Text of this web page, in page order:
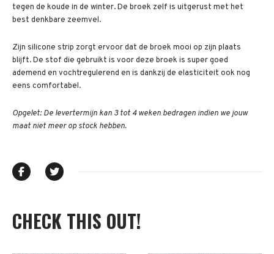
tegen de koude in de winter. De broek zelf is uitgerust met het
best denkbare zeemvel.
Zijn silicone strip zorgt ervoor dat de broek mooi op zijn plaats
blijft. De stof die gebruikt is voor deze broek is super goed
ademend en vochtregulerend en is dankzij de elasticiteit ook nog
eens comfortabel.
Opgelet: De levertermijn kan 3 tot 4 weken bedragen indien we jouw
maat niet meer op stock hebben.
CHECK THIS OUT!